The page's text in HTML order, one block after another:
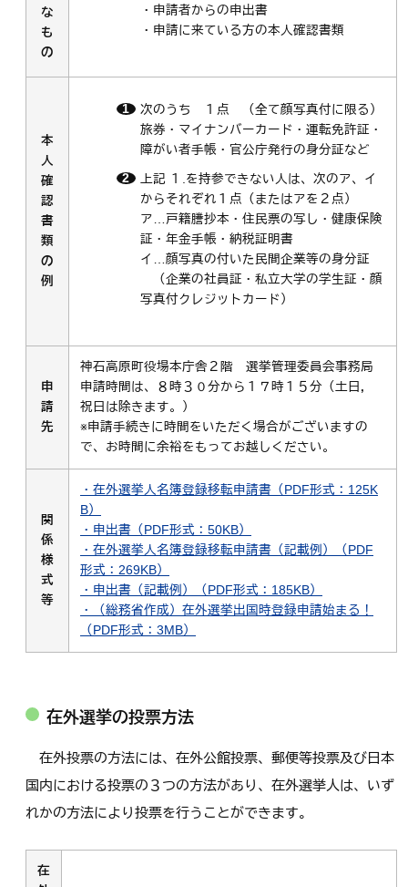
な
も
の
・申請者からの申出書
・申請に来ている方の本人確認書類
本
人
確
認
書
類
の
例
次のうち １点 （全て顔写真付に限る）
旅券・マイナンバーカード・運転免許証・
障がい者手帳・官公庁発行の身分証など
上記 １.を持参できない人は、次のア、イ
からそれぞれ１点（またはアを２点）
ア…戸籍謄抄本・住民票の写し・健康保険
証・年金手帳・納税証明書
イ…顔写真の付いた民間企業等の身分証
（企業の社員証・私立大学の学生証・顔
写真付クレジットカード）
申
請
先
神石高原町役場本庁舎２階 選挙管理委員会事務局
申請時間は、８時３０分から１７時１５分（土日，
祝日は除きます。）
※申請手続きに時間をいただく場合がございますの
で、お時間に余裕をもってお越しください。
関
係
様
式
等
・在外選挙人名簿登録移転申請書（PDF形式：125K
B）
・申出書（PDF形式：50KB）
・在外選挙人名簿登録移転申請書（記載例）（PDF
形式：269KB）
・申出書（記載例）（PDF形式：185KB）
・（総務省作成）在外選挙出国時登録申請始まる！
（PDF形式：3MB）
在外選挙の投票方法
在外投票の方法には、在外公館投票、郵便等投票及び日本
国内における投票の３つの方法があり、在外選挙人は、いず
れかの方法により投票を行うことができます。
在